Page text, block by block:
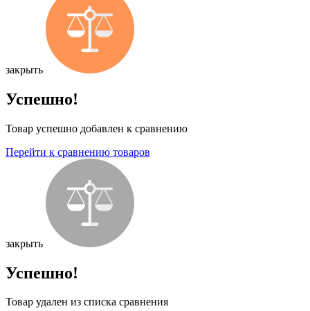
закрыть
Успешно!
Товар успешно добавлен к сравнению
Перейти к сравнению товаров
закрыть
Успешно!
Товар удален из списка сравнения